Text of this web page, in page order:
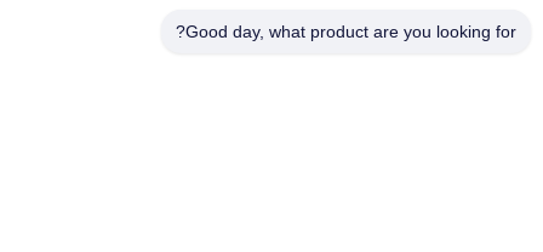
Good day, what product are you looking